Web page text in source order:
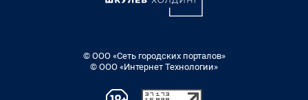
© ООО «Сеть городских порталов»
© ООО «Интернет Технологии»